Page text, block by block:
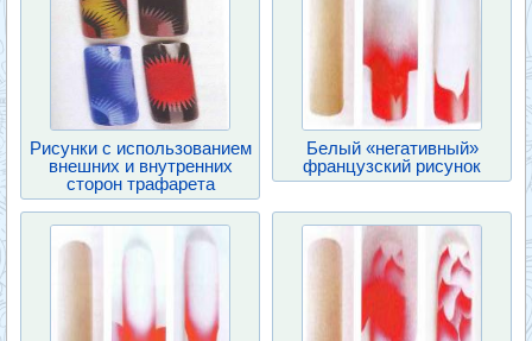
Рисунки с использованием
внешних и внутренних
сторон трафарета
Белый «негативный»
французский рисунок